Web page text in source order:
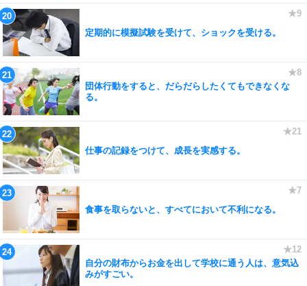
定期的に模擬試験を受けて、ショックを受ける。
団体行動をすると、だらだらしたくてもできなくな
る。
仕事の記録をつけて、成長を実感する。
食事を取らないと、すべてにおいて不利になる。
自分の財布からお金を出して学校に通う人は、意気込
みがすごい。